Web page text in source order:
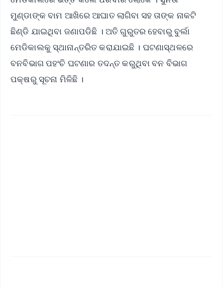
ମୁଣ୍ଡାଙ୍କ ବାମ ଆଖିରେ ଆଘାତ ଲାଗିବା ସହ ତାଙ୍କ ନାକଟି
ଛିଣ୍ଡି ଯାଇଥିବା ଜଣାପଡିଛି । ଅତି ଗୁରୁତର ହେବାରୁ ବୁର୍ଲା
ମେଡିକାଲକୁ ସ୍ଥାନାନ୍ତରିତ କରାଯାଇଛି । ଘଟଣାସ୍ଥଳରେ
ବନବିଭାଗ ପହଂଚି ଘଟଣାର ତଦନ୍ତ କରୁଥିବା ବନ ବିଭାଗ
ପକ୍ଷରୁ ସୂଚନା ମିଳିଛି ।